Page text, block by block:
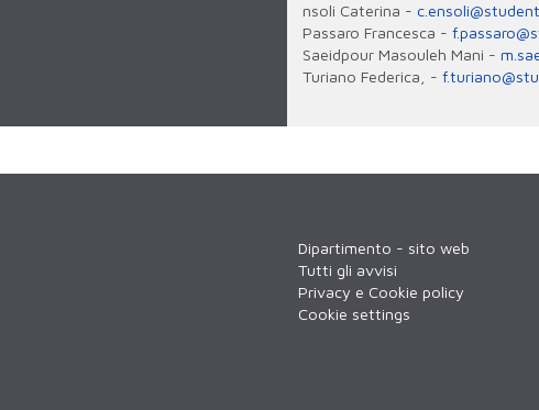
nsoli Caterina -
Passaro Francesca -
Saeidpour Masouleh Mani -
Turiano Federica, -
Dipartimento - sito web
Tutti gli avvisi
Privacy e Cookie policy
Cookie settings